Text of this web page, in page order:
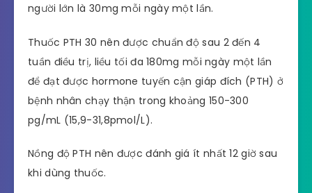
người lớn là 30mg mỗi ngày một lần.
Thuốc PTH 30 nên được chuẩn độ sau 2 đến 4
tuần điều trị, liều tối đa 180mg mỗi ngày một lần
để đạt được hormone tuyến cận giáp đích (PTH) ở
bệnh nhân chạy thận trong khoảng 150-300
pg/mL (15,9-31,8pmol/L).
Nồng độ PTH nên được đánh giá ít nhất 12 giờ sau
khi dùng thuốc.